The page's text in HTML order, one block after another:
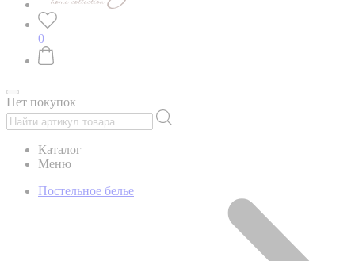
0
Нет покупок
Каталог
Меню
Постельное белье